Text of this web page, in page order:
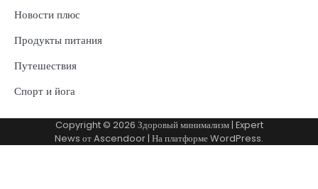
Новости плюс
Продукты питания
Путешествия
Спорт и йога
Copyright © 2026 Здоровый минимализм| Expert
News отAscendoor| На платформеWordPress.